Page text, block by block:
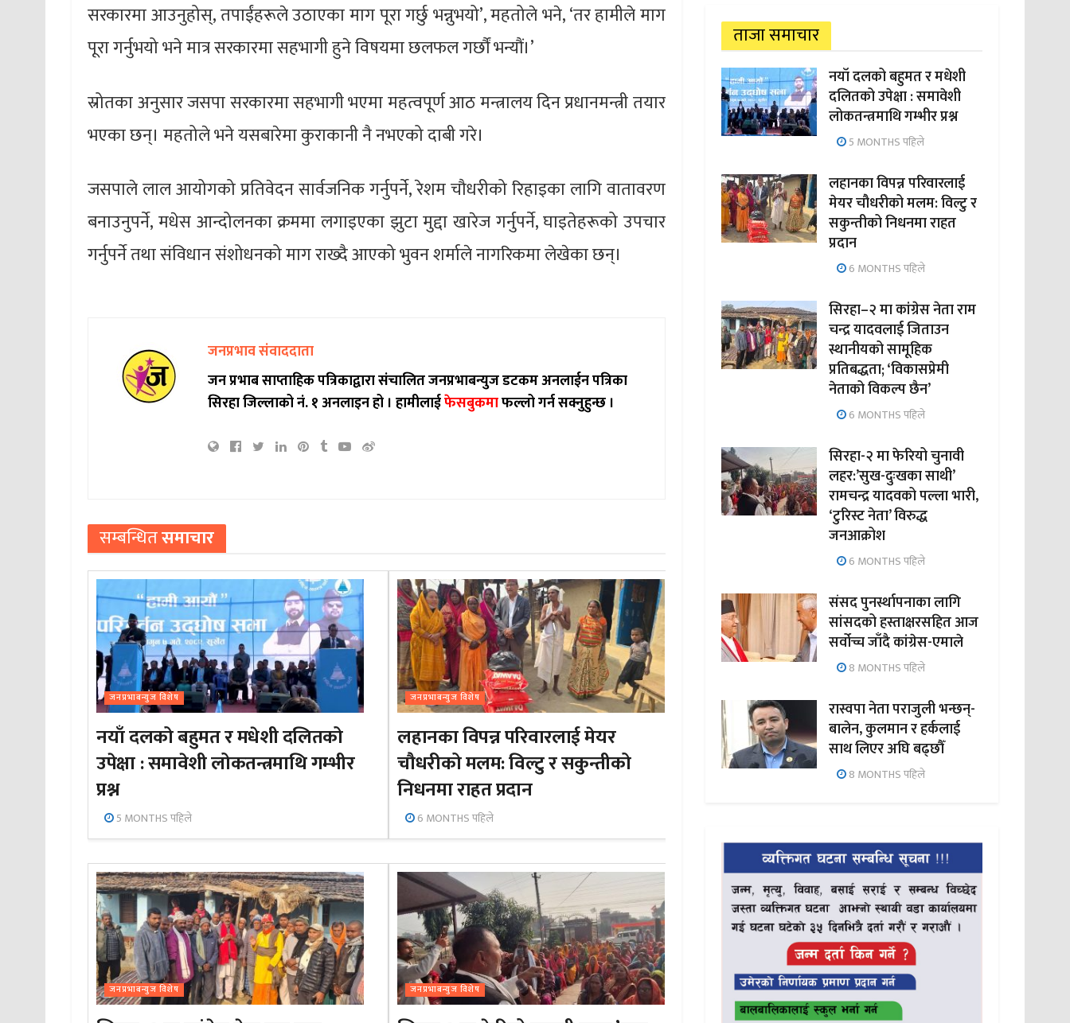
सरकारमा आउनुहोस्, तपाईंहरूले उठाएका माग पूरा गर्छु भन्नुभयो’, महतोले भने, ‘तर हामीले माग
पूरा गर्नुभयो भने मात्र सरकारमा सहभागी हुने विषयमा छलफल गर्छौं भन्यौं।’
स्रोतका अनुसार जसपा सरकारमा सहभागी भएमा महत्वपूर्ण आठ मन्त्रालय दिन प्रधानमन्त्री तयार
भएका छन्। महतोले भने यसबारेमा कुराकानी नै नभएको दाबी गरे।
जसपाले लाल आयोगको प्रतिवेदन सार्वजनिक गर्नुपर्ने, रेशम चौधरीको रिहाइका लागि वातावरण
बनाउनुपर्ने, मधेस आन्दोलनका क्रममा लगाइएका झुटा मुद्दा खारेज गर्नुपर्ने, घाइतेहरूको उपचार
गर्नुपर्ने तथा संविधान संशोधनको माग राख्दै आएको भुवन शर्माले नागरिकमा लेखेका छन्।
जनप्रभाव संवाददाता
जन प्रभाब साप्ताहिक पत्रिकाद्वारा संचालित जनप्रभाबन्युज डटकम अनलाईन पत्रिका
सिरहा जिल्लाको नं. १ अनलाइन हो ।हामीलाईफेसबुकमाफल्लो गर्न सक्नुहुन्छ ।
सम्बन्धितसमाचार
जनप्रभाबन्युज विशेष
नयाँ दलको बहुमत र मधेशी दलितको
उपेक्षा : समावेशी लोकतन्त्रमाथि गम्भीर
प्रश्न
5 MONTHS पहिले
जनप्रभाबन्युज विशेष
लहानका विपन्न परिवारलाई मेयर
चौधरीको मलम: विल्टु र सकुन्तीको
निधनमा राहत प्रदान
6 MONTHS पहिले
जनप्रभाबन्युज विशेष जनप्रभाबन्युज विशेष
ताजा समाचार
नयाँ दलको बहुमत र मधेशी
दलितको उपेक्षा : समावेशी
लोकतन्त्रमाथि गम्भीर प्रश्न
5 MONTHS पहिले
लहानका विपन्न परिवारलाई
मेयर चौधरीको मलम: विल्टु र
सकुन्तीको निधनमा राहत
प्रदान
6 MONTHS पहिले
सिरहा–२ मा कांग्रेस नेता राम
चन्द्र यादवलाई जिताउन
स्थानीयको सामूहिक
प्रतिबद्धता; ‘विकासप्रेमी
नेताको विकल्प छैन’
6 MONTHS पहिले
सिरहा-२ मा फेरियो चुनावी
लहर:’सुख-दुःखका साथी’
रामचन्द्र यादवको पल्ला भारी,
‘टुरिस्ट नेता’ विरुद्ध
जनआक्रोश
6 MONTHS पहिले
संसद पुनर्स्थापनाका लागि
सांसदको हस्ताक्षरसहित आज
सर्वोच्च जाँदै कांग्रेस-एमाले
8 MONTHS पहिले
रास्वपा नेता पराजुली भन्छन्-
बालेन, कुलमान र हर्कलाई
साथ लिएर अघि बढ्छौँ
8 MONTHS पहिले